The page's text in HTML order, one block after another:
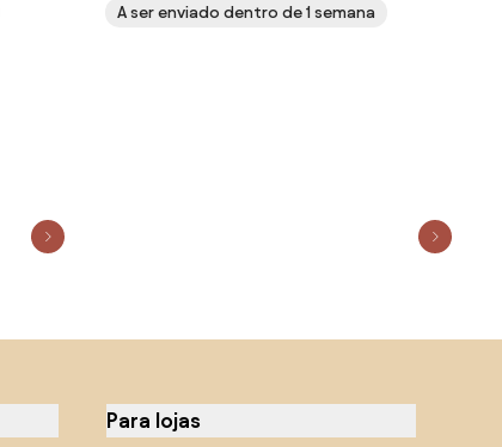
cm pinho maciço branco
A ser enviado dentro de 1 semana
Para lojas